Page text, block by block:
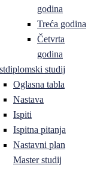
godina
Treća godina
Četvrta
godina
studij
Oglasna tabla
Nastava
Ispiti
Ispitna pitanja
Nastavni plan
Master studij